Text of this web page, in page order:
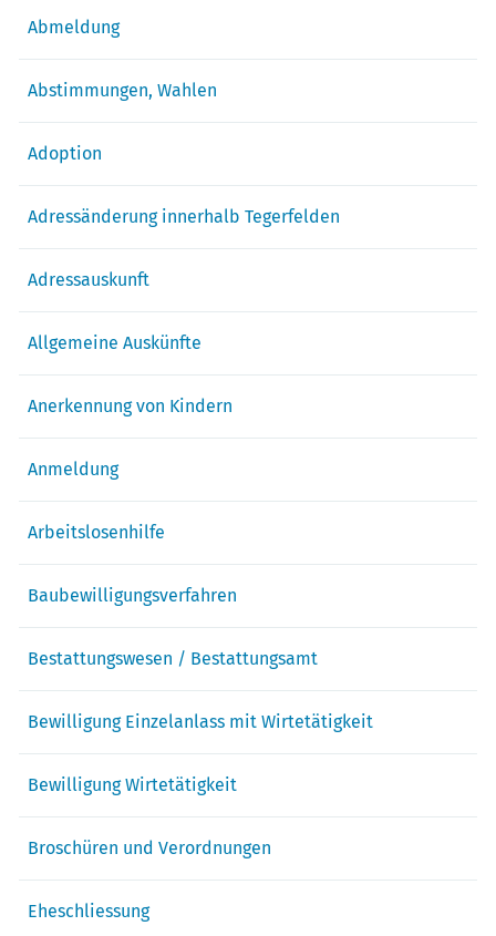
Abmeldung
Abstimmungen, Wahlen
Adoption
Adressänderung innerhalb Tegerfelden
Adressauskunft
Allgemeine Auskünfte
Anerkennung von Kindern
Anmeldung
Arbeitslosenhilfe
Baubewilligungsverfahren
Bestattungswesen / Bestattungsamt
Bewilligung Einzelanlass mit Wirtetätigkeit
Bewilligung Wirtetätigkeit
Broschüren und Verordnungen
Eheschliessung